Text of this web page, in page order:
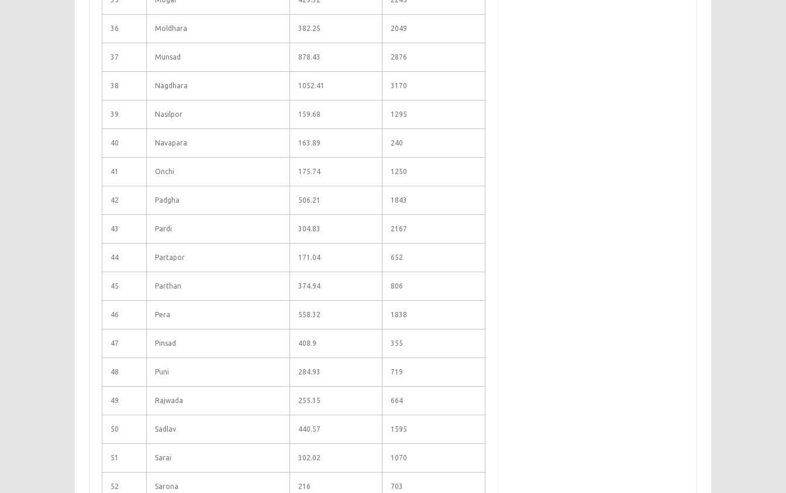
36 Moldhara 382.25 2049
37 Munsad 878.43 2876
38 Nagdhara 1052.41 3170
39 Nasilpor 159.68 1295
40 Navapara 163.89 240
41 Onchi 175.74 1250
42 Padgha 506.21 1843
43 Pardi 304.83 2167
44 Partapor 171.04 652
45 Parthan 374.94 806
46 Pera 558.32 1838
47 Pinsad 408.9 355
48 Puni 284.93 719
49 Rajwada 255.15 664
50 Sadlav 440.57 1595
51 Sarai 302.02 1070
52 Sarona 216 703